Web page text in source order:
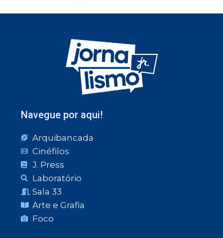
Navegue por aqui!
Arquibancada
Cinéfilos
J. Press
Laboratório
Sala 33
Arte e Grafia
Foco